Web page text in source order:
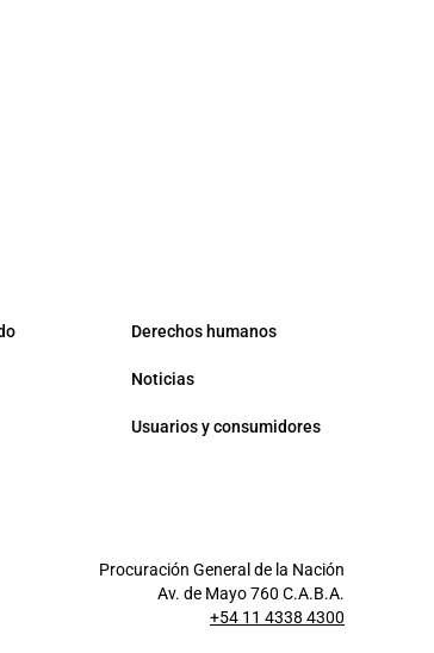
Derechos humanos
Noticias
Usuarios y consumidores
Procuración General de la Nación
Av. de Mayo 760 C.A.B.A.
+54 11 4338 4300